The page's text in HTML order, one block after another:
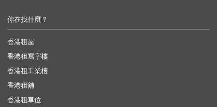
你在找什麼？
香港租屋
香港租寫字樓
香港租工業樓
香港租舖
香港租車位